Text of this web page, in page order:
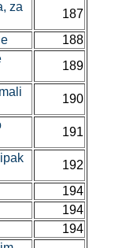
za
187
188
189
190
191
192
194
194
194